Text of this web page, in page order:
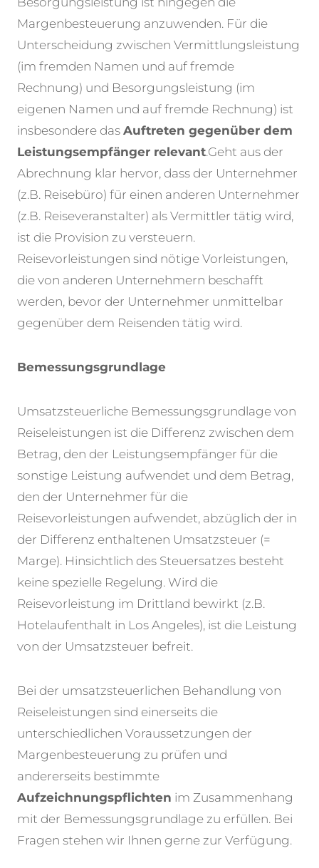
Margenbesteuerung anzuwenden. Für die
Unterscheidung zwischen Vermittlungsleistung
(im fremden Namen und auf fremde
Rechnung) und Besorgungsleistung (im
eigenen Namen und auf fremde Rechnung) ist
insbesondere das Auftreten gegenüber dem
Leistungsempfänger relevant.Geht aus der
Abrechnung klar hervor, dass der Unternehmer
(z.B. Reisebüro) für einen anderen Unternehmer
(z.B. Reiseveranstalter) als Vermittler tätig wird,
ist die Provision zu versteuern.
Reisevorleistungen sind nötige Vorleistungen,
die von anderen Unternehmern beschafft
werden, bevor der Unternehmer unmittelbar
gegenüber dem Reisenden tätig wird.
Bemessungsgrundlage
Umsatzsteuerliche Bemessungsgrundlage von
Reiseleistungen ist die Differenz zwischen dem
Betrag, den der Leistungsempfänger für die
sonstige Leistung aufwendet und dem Betrag,
den der Unternehmer für die
Reisevorleistungen aufwendet, abzüglich der in
der Differenz enthaltenen Umsatzsteuer (=
Marge). Hinsichtlich des Steuersatzes besteht
keine spezielle Regelung. Wird die
Reisevorleistung im Drittland bewirkt (z.B.
Hotelaufenthalt in Los Angeles), ist die Leistung
von der Umsatzsteuer befreit.
Bei der umsatzsteuerlichen Behandlung von
Reiseleistungen sind einerseits die
unterschiedlichen Voraussetzungen der
Margenbesteuerung zu prüfen und
andererseits bestimmte
Aufzeichnungspflichten im Zusammenhang
mit der Bemessungsgrundlage zu erfüllen. Bei
Fragen stehen wir Ihnen gerne zur Verfügung.